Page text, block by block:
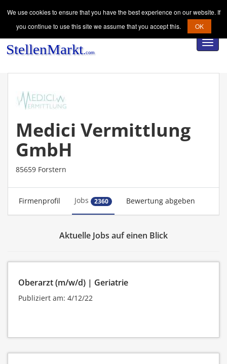
Medici Vermittlung
GmbH
85659 Forstern
Firmenprofil Jobs 2360 Bewertung abgeben
Aktuelle Jobs auf einen Blick
Oberarzt (m/w/d) | Geriatrie
Publiziert am: 4/12/22
We use cookies to ensure that you have the best experience on our website. If
you continue to use this site we assume that you accept this.
OK